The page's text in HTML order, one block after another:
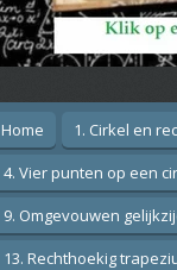
Home 1. Cirkel en
4. Vier punten op een
9. Omgevouwen
13. Rechthoekig